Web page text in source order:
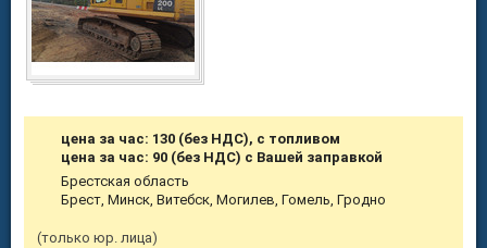
цена за час: 130 (без НДС), с топливом
цена за час: 90 (без НДС) с Вашей заправкой
Брестская область
Брест, Минск, Витебск, Могилев, Гомель, Гродно
только юр. лица